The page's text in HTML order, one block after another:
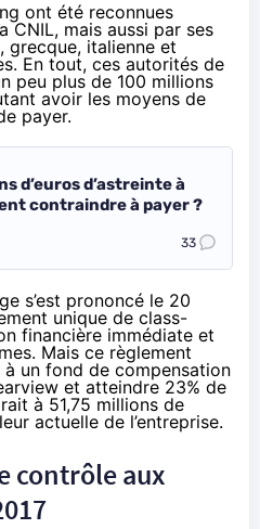
ont été reconnues
CNIL, mais aussi par ses
, grecque, italienneet
. En tout, ces autorités de
peu plus de 100 millions
avoir les moyens de
payer.
d’euros d’astreinte à
contraindre à payer ?
33
s’est prononcé le 20
unique de class-
financière immédiate et
Mais ce règlement
un fond de compensation
et atteindre 23% de
à 51,75 millions de
actuelle de l’entreprise.
contrôle aux